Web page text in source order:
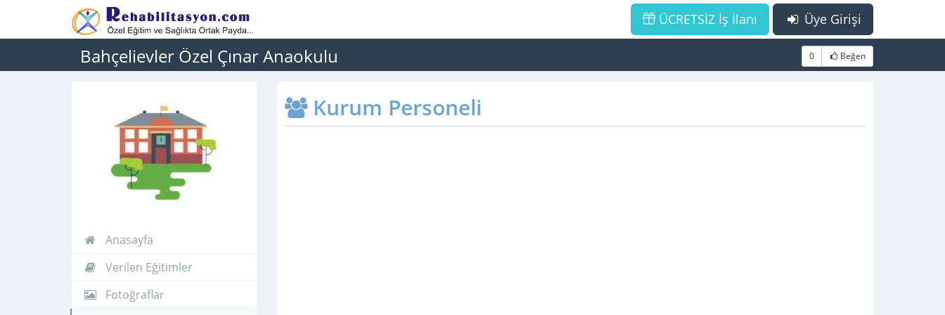
Üye Girişi
ÜCRETSİZ İş İlanı
Bahçelievler Özel Çınar Anaokulu 0 Beğen
Anasayfa
Verilen Eğitimler
Fotoğraflar
Kurum Personeli